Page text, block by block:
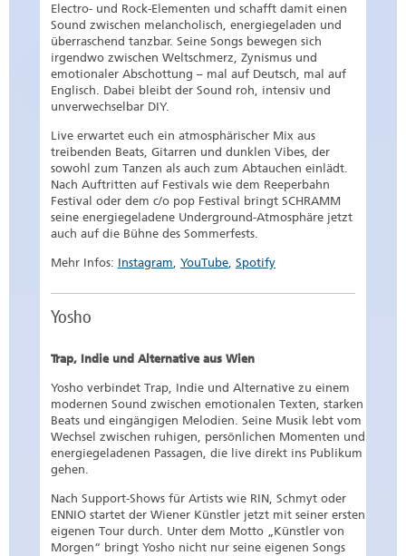
Electro- und Rock-Elementen und schafft damit einen
Sound zwischen melancholisch, energiegeladen und
überraschend tanzbar. Seine Songs bewegen sich
irgendwo zwischen Weltschmerz, Zynismus und
emotionaler Abschottung – mal auf Deutsch, mal auf
Englisch. Dabei bleibt der Sound roh, intensiv und
unverwechselbar DIY.
Live erwartet euch ein atmosphärischer Mix aus
treibenden Beats, Gitarren und dunklen Vibes, der
sowohl zum Tanzen als auch zum Abtauchen einlädt.
Nach Auftritten auf Festivals wie dem Reeperbahn
Festival oder dem c/o pop Festival bringt SCHRAMM
seine energiegeladene Underground-Atmosphäre jetzt
auch auf die Bühne des Sommerfests.
Mehr Infos: Instagram, YouTube, Spotify
Yosho
Trap, Indie und Alternative aus Wien
Yosho verbindet Trap, Indie und Alternative zu einem
modernen Sound zwischen emotionalen Texten, starken
Beats und eingängigen Melodien. Seine Musik lebt vom
Wechsel zwischen ruhigen, persönlichen Momenten und
energiegeladenen Passagen, die live direkt ins Publikum
gehen.
Nach Support-Shows für Artists wie RIN, Schmyt oder
ENNIO startet der Wiener Künstler jetzt mit seiner ersten
eigenen Tour durch. Unter dem Motto „Künstler von
Morgen“ bringt Yosho nicht nur seine eigenen Songs